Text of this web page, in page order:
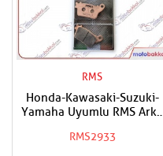
RMS
Honda-Kawasaki-Suzuki-
Yamaha Uyumlu RMS Arka
RMS2933